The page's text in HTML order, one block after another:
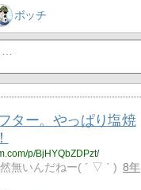
ボッチ
ター。やっぱり塩焼
p/BjHYQbZDPzt/
然無いんだねー( ´ ▽ ` ) 8年